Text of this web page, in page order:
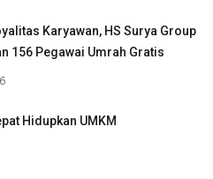
Karyawan, HS Surya Group
156 Pegawai Umrah Gratis
Hidupkan UMKM